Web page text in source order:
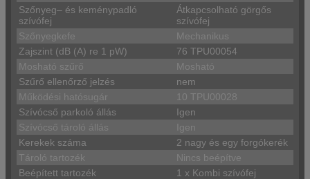
Szőnyeg– és keménypadló
szívófej
Átkapcsolható görgős
szívófej
Szőnyegkefe
Mechanikus
Zajszint (dB (A) re 1 pW)
76 TPU00054
Mosható szűrő
Mosható
Szűrő ellenőrző jelzés
nem
Működési hatósugár
10 TPU00028
Szívócső parkoló állás
Igen
Szívócső tároló állás
Igen
Kerekek száma
2 nagy és egy forgókerék
Tároló tartozék
Nincs beépítve
Beépített tartozék
1 x Kombi szívófej